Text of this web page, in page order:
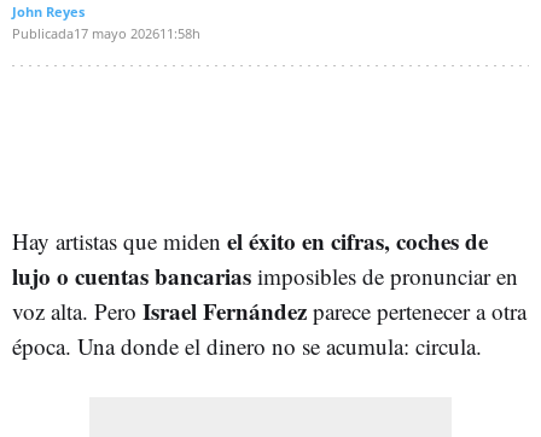
John Reyes
Publicada17 mayo 202611:58h
Hay artistas que miden el éxito en cifras, coches de
lujo o cuentas bancarias imposibles de pronunciar en
voz alta. Pero Israel Fernández parece pertenecer a otra
época. Una donde el dinero no se acumula: circula.